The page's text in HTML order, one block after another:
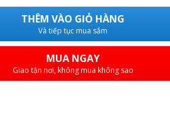
THÊM VÀO GIỎ HÀNG
Và tiếp tục mua sắm
MUA NGAY
Giao tận nơi, không mua không sao